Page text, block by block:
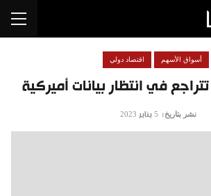
في انتظار بيانات أميركية
أسواق الأسهم اقتصاد دولي
نشر بتاريخ: 5 يناير 2023